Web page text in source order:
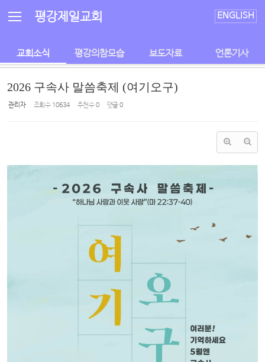
평강제일교회 ENGLISH
교회소식 평강의참모습 보도자료 언론기사
2026 구속사 말씀축제 (여기오구)
관리자 조회 수 10634 추천 수0 댓글0